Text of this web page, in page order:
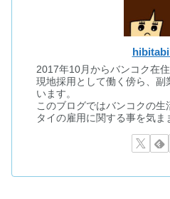
2017年10月からバンコク在住
現地採用として働く傍ら、副
います。
このブログではバンコクの
タイの雇用に関する事を気ま